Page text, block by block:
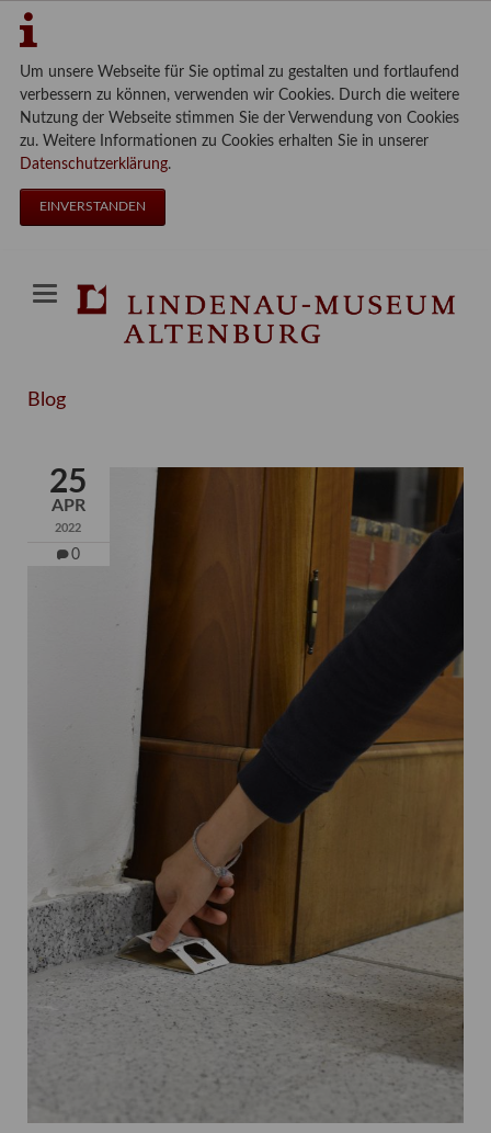
Um unsere Webseite für Sie optimal zu gestalten und fortlaufend
verbessern zu können, verwenden wir Cookies. Durch die weitere
Nutzung der Webseite stimmen Sie der Verwendung von Cookies
zu. Weitere Informationen zu Cookies erhalten Sie in unserer
Datenschutzerklärung.
EINVERSTANDEN
Blog
25
APR
2022
0